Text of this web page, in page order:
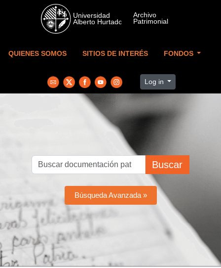
Skip to main content
QUIENES SOMOS SITIOS DE INTERÉS FONDOS
Log in
Buscar
Búsqueda Avanzada »